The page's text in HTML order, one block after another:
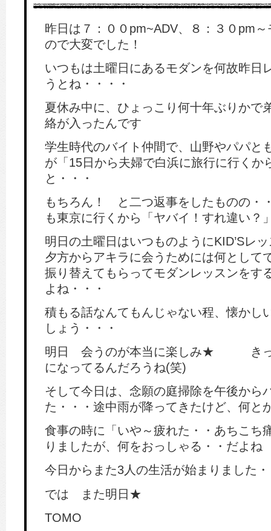
昨日は７：００pm~ADV、８：３０pm
ので大変でした！
いつもは土曜日にあるモダンを何故昨日
うとね・・・・
夏休み中に、ひょっこり何十年ぶりかで
絡が入ったんです
学生時代のバイト仲間で、山野やパパと
が「15日から夫婦で白浜に旅行に行くか
と・・・
もちろん！ と二つ返事をしたものの・
も東京に行くから「ヤバイ！すれ違い？
明日の土曜日はいつものようにKID’Sレ
夕方からアキラに会うためには何として
振り替えてもらってモダンレッスンをす
よね・・・
積もる話なんてもんじゃない程、懐かし
しょう・・・
明日 会うのが本当に楽しみ★ きっ
になってるんだろうね(笑)
そして今日は、念願の庭掃除を午後から
た・・・途中雨が降ってきたけど、何と
食事の時に「いや～疲れた・・あちこち
りましたが、何をおっしゃる・・だよね
今日からまた3人の生活が始まりました
では また明日★
TOMO